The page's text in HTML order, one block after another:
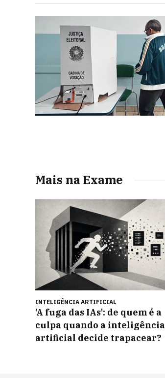
Mais na Exame
INTELIGÊNCIA ARTIFICIAL
'A fuga das IAs': de quem é a
culpa quando a inteligência
artificial decide trapacear?